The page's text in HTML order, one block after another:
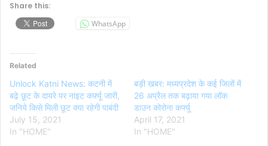
Share this:
WhatsApp
Related
Unlock Katni News: कटनी में
बढ़े छूट के दायरे पर नाइट कर्फ़्यू जारी,
जनिये किसे मिली छूट क्या रहेगी पाबंदी
July 15, 2021
In "HOME"
बड़ी खबर: मध्यप्रदेश के कई जिलों में
26 अप्रैल तक बढ़ाया गया लॉक
डाउन कोरोना कर्फ्यू
April 17, 2021
In "HOME"